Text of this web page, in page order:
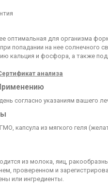
оптимальная для организма
попадании на нее солнечного
кальция и фосфора, а также
анализа
согласно указаниям вашего
капсула из мягкого геля
из молока, яиц,
проверенном и
или ингредиенты.